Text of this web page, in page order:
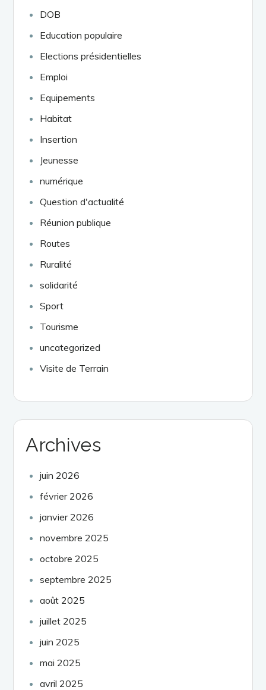
DOB
Education populaire
Elections présidentielles
Emploi
Equipements
Habitat
Insertion
Jeunesse
numérique
Question d'actualité
Réunion publique
Routes
Ruralité
solidarité
Sport
Tourisme
uncategorized
Visite de Terrain
Archives
juin 2026
février 2026
janvier 2026
novembre 2025
octobre 2025
septembre 2025
août 2025
juillet 2025
juin 2025
mai 2025
avril 2025